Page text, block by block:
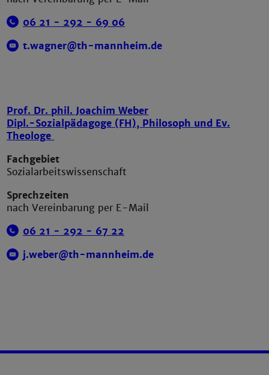
06 21 - 292 - 69 06
t.wagner@th-mannheim.de
Prof. Dr. phil. Joachim Weber
Dipl.-Sozialpädagoge (FH), Philosoph und Ev.
Theologe
Fachgebiet
Sozialarbeitswissenschaft
Sprechzeiten
nach Vereinbarung per E-Mail
06 21 - 292 - 67 22
j.weber@th-mannheim.de